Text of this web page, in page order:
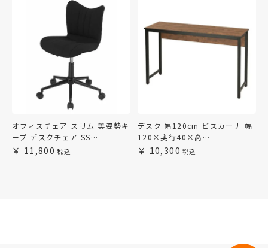
オフィスチェア スリム 美姿勢キ
ープ デスクチェア SS…
11,800
デスク 幅120cm ビスカーナ 幅
120×奥行40×高…
10,300